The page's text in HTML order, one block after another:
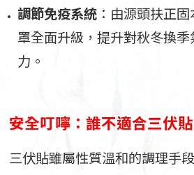
調節免疫系統 ：由源頭扶正
罩全面升級，提升對秋冬換
力。
安全叮嚀：誰不適合三伏貼
三伏貼雖屬性質溫和的調理手